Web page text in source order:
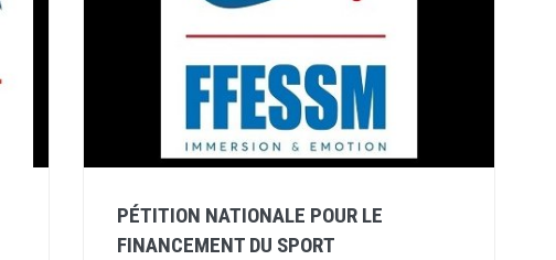
PÉTITION NATIONALE POUR LE
FINANCEMENT DU SPORT